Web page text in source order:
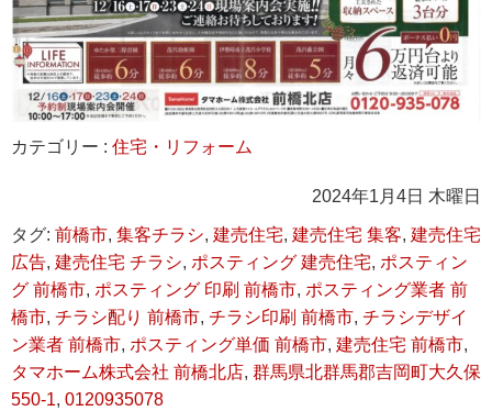
カテゴリー : 住宅・リフォーム
2024年1月4日 木曜日
タグ: 前橋市, 集客チラシ, 建売住宅, 建売住宅 集客, 建売住宅
広告, 建売住宅 チラシ, ポスティング 建売住宅, ポスティン
グ 前橋市, ポスティング 印刷 前橋市, ポスティング業者 前
橋市, チラシ配り 前橋市, チラシ印刷 前橋市, チラシデザイ
ン業者 前橋市, ポスティング単価 前橋市, 建売住宅 前橋市,
タマホーム株式会社 前橋北店, 群馬県北群馬郡吉岡町大久保
550-1, 0120935078